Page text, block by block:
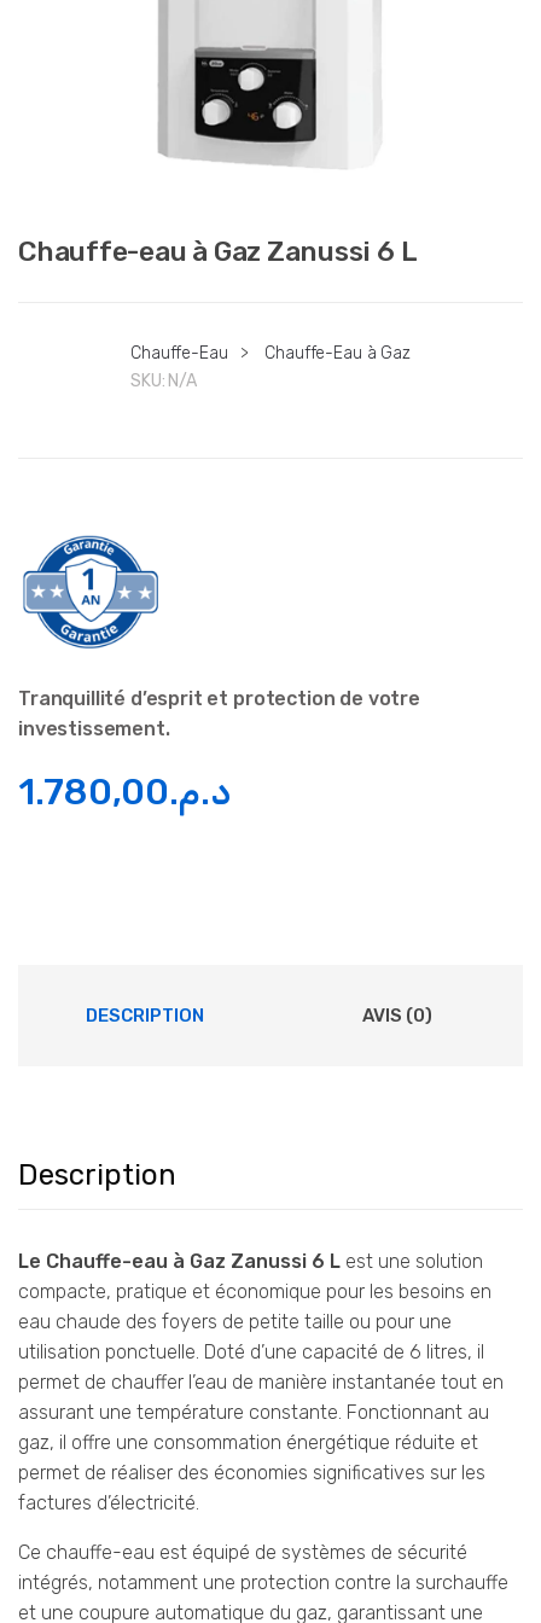
Chauffe-eau à Gaz Zanussi 6 L
Chauffe-Eau >
Chauffe-Eau à Gaz
SKU: N/A
Tranquillité d’esprit et protection de votre
investissement.
د.م.1.780,00
DESCRIPTION AVIS (0)
Description
Le Chauffe-eau à Gaz Zanussi 6 L est une solution
compacte, pratique et économique pour les besoins en
eau chaude des foyers de petite taille ou pour une
utilisation ponctuelle. Doté d’une capacité de 6 litres, il
permet de chauffer l’eau de manière instantanée tout en
assurant une température constante. Fonctionnant au
gaz, il offre une consommation énergétique réduite et
permet de réaliser des économies significatives sur les
factures d’électricité.
Ce chauffe-eau est équipé de systèmes de sécurité
intégrés, notamment une protection contre la surchauffe
et une coupure automatique du gaz, garantissant une